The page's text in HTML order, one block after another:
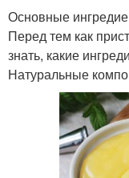
Основные
Перед тем как
знать, какие
Натуральные